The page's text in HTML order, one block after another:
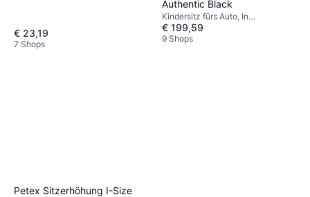
€ 23,19
7 Shops
Authentic Black
Kindersitz fürs Auto, In
Fahrtrichtung, UN R129, i-Size,
Seitlicher Aufprallschutz (ASIP),
€ 199,59
9 Shops
Petex Sitzerhöhung I-Size